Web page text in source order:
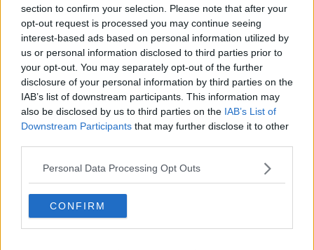
section to confirm your selection. Please note that after your
opt-out request is processed you may continue seeing
interest-based ads based on personal information utilized by
us or personal information disclosed to third parties prior to
your opt-out. You may separately opt-out of the further
disclosure of your personal information by third parties on the
IAB’s list of downstream participants. This information may
also be disclosed by us to third parties on the IAB’s List of
Downstream Participants that may further disclose it to other
Personal Data Processing Opt Outs
CONFIRM
"L'evento musicale che abbiamo creato - affermano Rossetti e
D’andreasi - si sposa perfettamente con la realtà di questo poetico
borgo, non lo stravolge, non lo aggredisce, ma ne mantiene integro
l’equilibrio e la tipicità". "Siamo molto contenti di aver raggiunto
questi risultati - aggiungono - e desideriamo ringraziare tutti i nostri
collaboratori che ci stanno dando sin dall'inizio il loro supporto, in
Per tre giorni,venerdì 5,sabato 6,e domenica 7 settembre, a
può acquistare con 12 euro il set degustazione comprensivo di
sacca tracolla e calice personalizzati più tre coupon per le
degustazioni da consumarsi presso i vari produttori di vino presenti